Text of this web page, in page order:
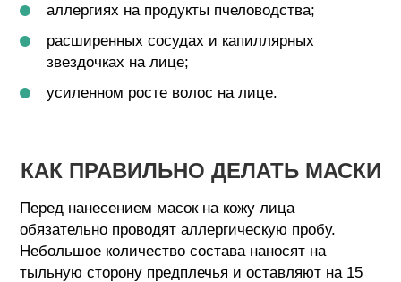
аллергиях на продукты пчеловодства;
расширенных сосудах и капиллярных
звездочках на лице;
усиленном росте волос на лице.
КАК ПРАВИЛЬНО ДЕЛАТЬ МАСКИ
Перед нанесением масок на кожу лица
обязательно проводят аллергическую пробу.
Небольшое количество состава наносят на
тыльную сторону предплечья и оставляют на 15